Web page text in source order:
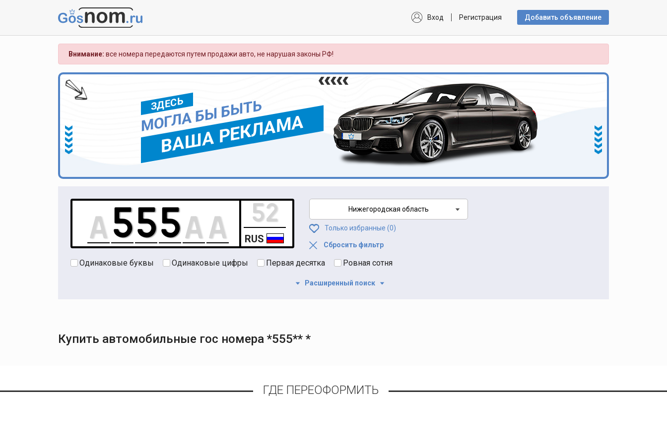
Вход Регистрация Добавить объявлениe
Внимание: все номера передаются путем продажи авто, не нарушая законы РФ!
ЗДЕСЬ
МОГЛА БЫ БЫТЬ
ВАША РЕКЛАМА
RUS
Нижегородская область
Только избранные (0)
Сбросить фильтр
Одинаковые буквы Одинаковые цифры Первая десятка Ровная сотня
Расширенный поиск
Купить автомобильные гос номера *555** *
ГДЕ ПЕРЕОФОРМИТЬ